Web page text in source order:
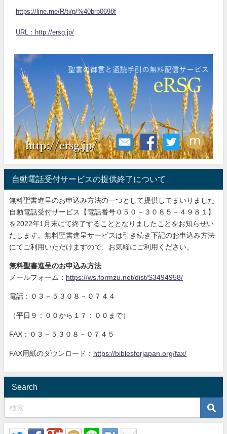
https://line.me/R/ti/p/%40brb0698f
URL：http://ersg.jp/
自動電話受付サービスの提供終了について
無料聖書進呈のお申込み方法の一つとして提供してまいりました
自動電話受付サービス【電話番号０５０－３０８５－４９８１】
を2022年1月末にて終了することとなりましたことをお知らせい
たします。無料聖書進呈サービスは引き続き下記のお申込み方法
にてご利用いただけますので、お気軽にご利用ください。
無料聖書進呈のお申込み方法
メールフォーム： https://ws.formzu.net/dist/S3494958/
電話：０３－５３０８－０７４４
（平日９：００から１７：００まで）
FAX：０３－５３０８－０７４５
FAX用紙のダウンロード： https://biblesforjapan.org/fax/
Search